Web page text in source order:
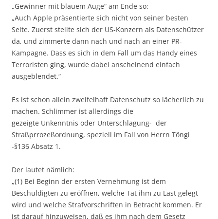
„Gewinner mit blauem Auge“ am Ende so:
„Auch Apple präsentierte sich nicht von seiner besten
Seite. Zuerst stellte sich der US-Konzern als Datenschützer
da, und zimmerte dann nach und nach an einer PR-
Kampagne. Dass es sich in dem Fall um das Handy eines
Terroristen ging, wurde dabei anscheinend einfach
ausgeblendet.“
Es ist schon allein zweifelhaft Datenschutz so lächerlich zu
machen. Schlimmer ist allerdings die
gezeigte Unkenntnis oder Unterschlagung- der
Straßprrozeßordnung, speziell im Fall von Herrn Töngi
-§136 Absatz 1.
Der lautet nämlich:
„(1) Bei Beginn der ersten Vernehmung ist dem
Beschuldigten zu eröffnen, welche Tat ihm zu Last gelegt
wird und welche Strafvorschriften in Betracht kommen. Er
ist darauf hinzuweisen, daß es ihm nach dem Gesetz